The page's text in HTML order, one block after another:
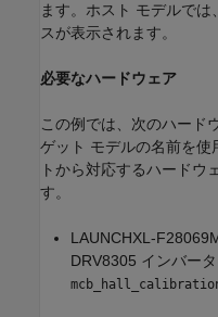
ます。ホスト モデルで
スが表示されます。
必要なハードウェア
この例では、次のハード
ゲット モデルの名前を
トから対応するハードウ
す。
LAUNCHXL-
DRV8305 インバー